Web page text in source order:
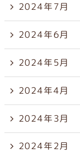
2024年7月
2024年6月
2024年5月
2024年4月
2024年3月
2024年2月